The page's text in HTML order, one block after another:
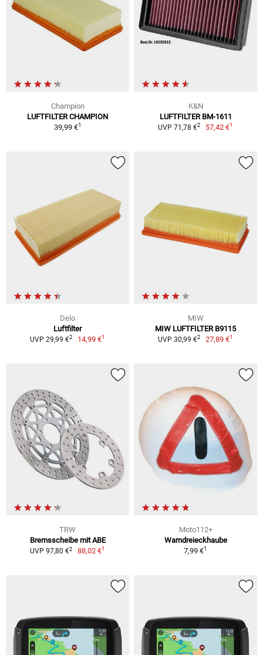
Champion
LUFTFILTER CHAMPION
39,99 €1
K&N
LUFTFILTER BM-1611
UVP 71,78 €2 57,42 €1
Delo
Luftfilter
UVP 29,99 €2 14,99 €1
MIW
MIW LUFTFILTER B9115
UVP 30,99 €2 27,89 €1
TRW
Bremsscheibe mit ABE
UVP 97,80 €2 88,02 €1
Moto112+
Warndreieckhaube
7,99 €1